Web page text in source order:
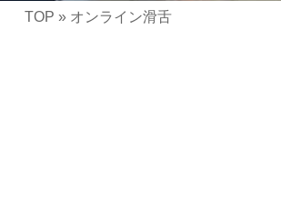
TOP » オンライン滑舌